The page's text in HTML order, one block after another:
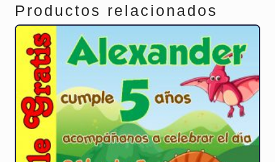
Productos relacionados